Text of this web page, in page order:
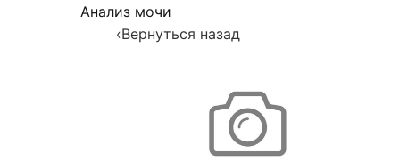
Анализ мочи
‹Вернуться назад